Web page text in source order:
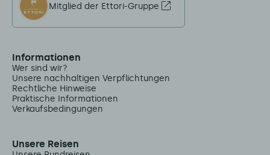
Mitglied der Ettori-Gruppe
Informationen
Wer sind wir?
Unsere nachhaltigen Verpflichtungen
Rechtliche Hinweise
Praktische Informationen
Verkaufsbedingungen
Unsere Reisen